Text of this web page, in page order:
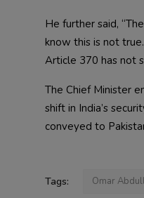
He further said,
know this is not
Article 370 has not
The Chief Minister
shift in India’s
conveyed to
Tags: Omar